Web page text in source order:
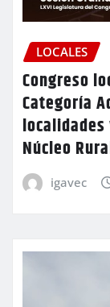
LOCALES
Congreso
Categoría
Núcleo
igavec